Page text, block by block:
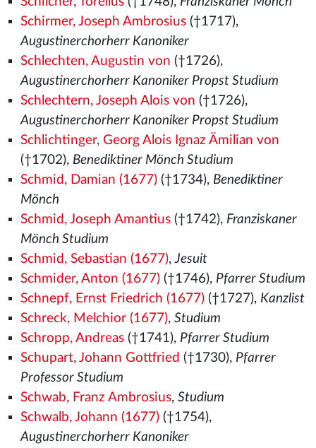
Schirmer, Joseph Ambrosius(†1717),
Augustinerchorherr Kanoniker
Schlechten, Augustin von (†1726),
Augustinerchorherr Kanoniker Propst Studium
Schlechtern, Joseph Alois von (†1726),
Augustinerchorherr Kanoniker Propst Studium
Schlichtinger, Georg Alois Ignaz Ämilian von
(†1702), Benediktiner Mönch Studium
Schmid, Damian (1677)(†1734), Benediktiner
Mönch
Schmid, Joseph Amantius(†1742), Franziskaner
Mönch Studium
Schmid, Sebastian (1677),Jesuit
Schmider, Anton (1677)(†1746), Pfarrer Studium
Schnepf, Ernst Friedrich (1677)(†1727), Kanzlist
Schreck, Melchior (1677), Studium
Schropp, Andreas(†1741), Pfarrer Studium
Schupart, Johann Gottfried (†1730), Pfarrer
Professor Studium
Schwab, Franz Ambrosius, Studium
Schwalb, Johann (1677)(†1754),
Augustinerchorherr Kanoniker